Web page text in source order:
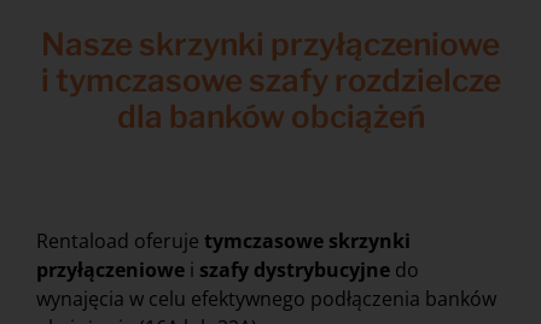
Nasze skrzynki przyłączeniowe
i tymczasowe szafy rozdzielcze
dla banków obciążeń
Rentaload oferuje tymczasowe skrzynki
przyłączeniowe i szafy dystrybucyjne do
wynajęcia w celu efektywnego podłączenia banków